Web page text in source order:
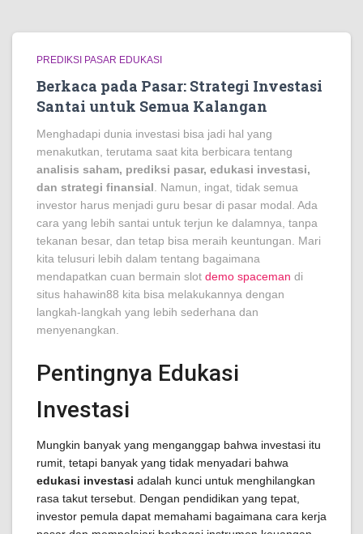
PREDIKSI PASAR EDUKASI
Berkaca pada Pasar: Strategi Investasi
Santai untuk Semua Kalangan
Menghadapi dunia investasi bisa jadi hal yang
menakutkan, terutama saat kita berbicara tentang
analisis saham, prediksi pasar, edukasi investasi,
dan strategi finansial . Namun, ingat, tidak semua
investor harus menjadi guru besar di pasar modal. Ada
cara yang lebih santai untuk terjun ke dalamnya, tanpa
tekanan besar, dan tetap bisa meraih keuntungan. Mari
kita telusuri lebih dalam tentang bagaimana
mendapatkan cuan bermain slot demo spaceman di
situs hahawin88 kita bisa melakukannya dengan
langkah-langkah yang lebih sederhana dan
menyenangkan.
Pentingnya Edukasi
Investasi
Mungkin banyak yang menganggap bahwa investasi itu
rumit, tetapi banyak yang tidak menyadari bahwa
edukasi investasi adalah kunci untuk menghilangkan
rasa takut tersebut. Dengan pendidikan yang tepat,
investor pemula dapat memahami bagaimana cara kerja